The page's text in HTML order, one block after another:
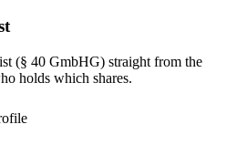
(§ 40 GmbHG) straight from the
holds which shares.